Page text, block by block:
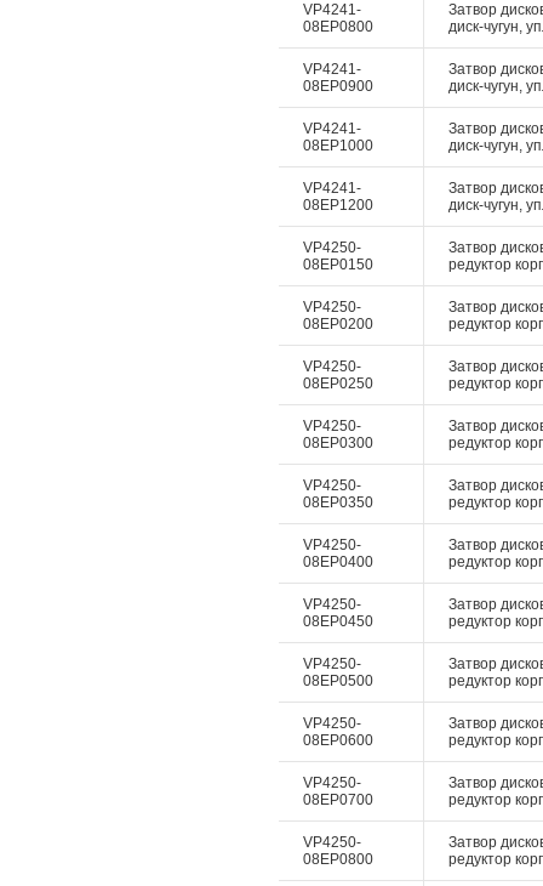
VP4241-
08EP0800
Затвор
диск-чугун,
VP4241-
08EP0900
Затвор
диск-чугун,
VP4241-
08EP1000
Затвор
диск-чугун,
VP4241-
08EP1200
Затвор
диск-чугун,
VP4250-
08EP0150
Затвор
редуктор
VP4250-
08EP0200
Затвор
редуктор
VP4250-
08EP0250
Затвор
редуктор
VP4250-
08EP0300
Затвор
редуктор
VP4250-
08EP0350
Затвор
редуктор
VP4250-
08EP0400
Затвор
редуктор
VP4250-
08EP0450
Затвор
редуктор
VP4250-
08EP0500
Затвор
редуктор
VP4250-
08EP0600
Затвор
редуктор
VP4250-
08EP0700
Затвор
редуктор
VP4250-
08EP0800
Затвор
редуктор